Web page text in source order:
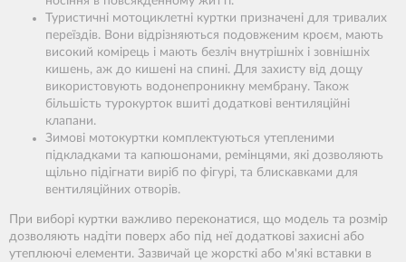
Туристичні мотоциклетні куртки призначені для тривалих
переїздів. Вони відрізняються подовженим кроєм, мають
високий комірець і мають безліч внутрішніх і зовнішніх
кишень, аж до кишені на спині. Для захисту від дощу
використовують водонепроникну мембрану. Також
більшість турокурток вшиті додаткові вентиляційні
клапани.
Зимові мотокуртки комплектуються утепленими
підкладками та капюшонами, ремінцями, які дозволяють
щільно підігнати виріб по фігурі, та блискавками для
вентиляційних отворів.
При виборі куртки важливо переконатися, що модель та розмір
дозволяють надіти поверх або під неї додаткові захисні або
утеплюючі елементи. Зазвичай це жорсткі або м'які вставки в